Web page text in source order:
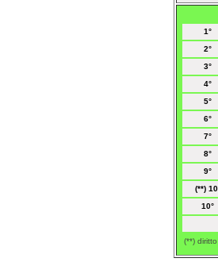
1°
2°
3°
4°
5°
6°
7°
8°
9°
(**)
10°
(**)